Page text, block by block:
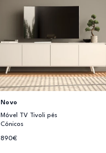
Novo
Móvel TV Tivoli pés
Cónicos
890€